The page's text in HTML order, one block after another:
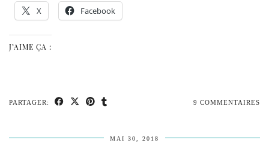
X Facebook
J’AIME ÇA :
PARTAGER: 9 COMMENTAIRES
MAI 30, 2018